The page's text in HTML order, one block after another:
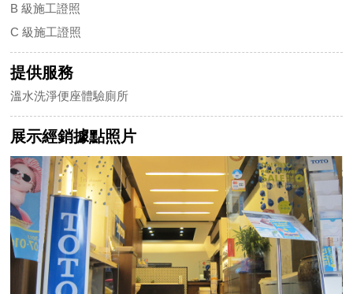
B 級施工證照
C 級施工證照
提供服務
溫水洗淨便座體驗廁所
展示經銷據點照片